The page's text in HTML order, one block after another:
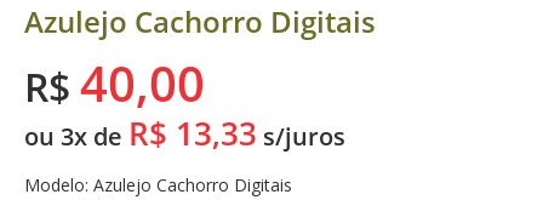
Azulejo Cachorro Digitais
R$ 40,00
ou 3x de R$ 13,33 s/juros
Modelo: Azulejo Cachorro Digitais